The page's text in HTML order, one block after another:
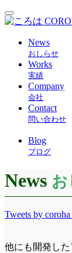
News
おしらせ
Works
実績
Company
会社
Contact
問い合わせ
Blog
ブログ
News お
Tweets by
他にも開発し